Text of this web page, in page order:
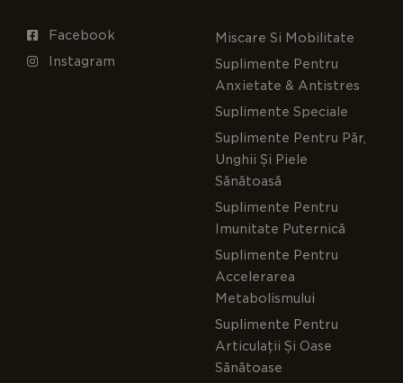
Facebook
Instagram
Miscare Si Mobilitate
Suplimente Pentru
Anxietate & Antistres
Suplimente Speciale
Suplimente Pentru Păr,
Unghii Și Piele
Sănătoasă
Suplimente Pentru
Imunitate Puternică
Suplimente Pentru
Accelerarea
Metabolismului
Suplimente Pentru
Articulații Și Oase
Sănătoase